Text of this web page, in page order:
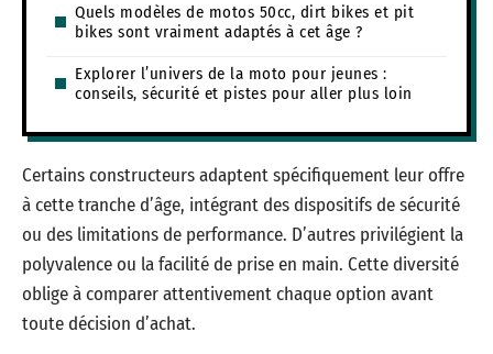
Quels modèles de motos 50cc, dirt bikes et pit
bikes sont vraiment adaptés à cet âge ?
Explorer l’univers de la moto pour jeunes :
conseils, sécurité et pistes pour aller plus loin
Certains constructeurs adaptent spécifiquement leur offre
à cette tranche d’âge, intégrant des dispositifs de sécurité
ou des limitations de performance. D’autres privilégient la
polyvalence ou la facilité de prise en main. Cette diversité
oblige à comparer attentivement chaque option avant
toute décision d’achat.